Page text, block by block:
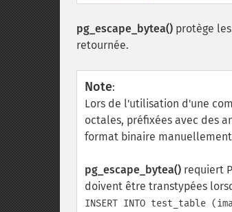
pg_escape_bytea() protège
retournée.
Note:
Lors de l'utilisation d'une
octales, préfixées avec des
format binaire
pg_escape_bytea() requiert
doivent être transtypées
INSERT INTO test_table